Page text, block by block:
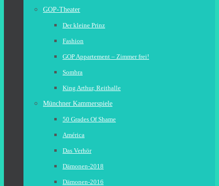
GOP-Theater
Der kleine Prinz
Fashion
GOP Appartement – Zimmer frei!
Sombra
King Arthur, Reithalle
Münchner Kammerspiele
50 Grades Of Shame
América
Das Verhör
Dämonen-2018
Dämonen-2016